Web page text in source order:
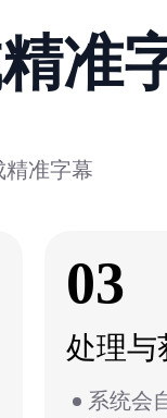
准
准字幕
03
处理与
系统会